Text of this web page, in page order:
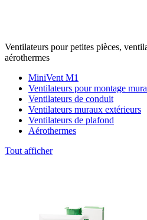
Ventilateurs pour petites pièces,
aérothermes
MiniVent M1
Ventilateurs pour montage
Ventilateurs de conduit
Ventilateurs muraux extérieurs
Ventilateurs de plafond
Aérothermes
Tout afficher